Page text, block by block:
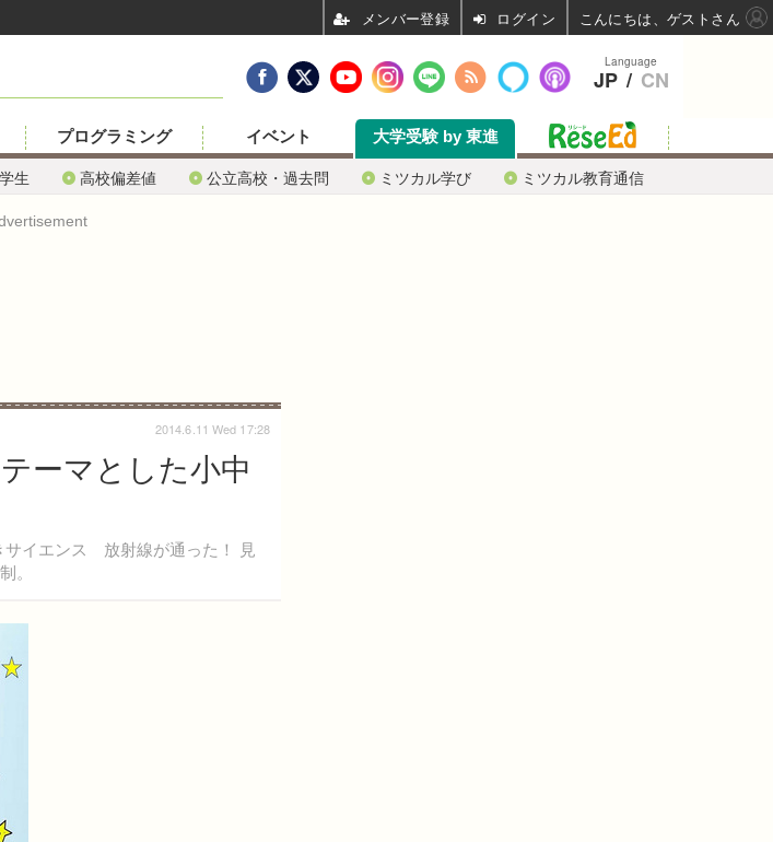
生 高校偏差値 公立高校・過去問 ミツカル学び ミツカル教育通信
プログラミング イベント 大学受験 by 東進
ーマとした小中
サイエンス 放射線が通った！ 見
。
2014.6.11 Wed 17:28
Language
JP / CN
ログイン こんにちは、ゲストさん